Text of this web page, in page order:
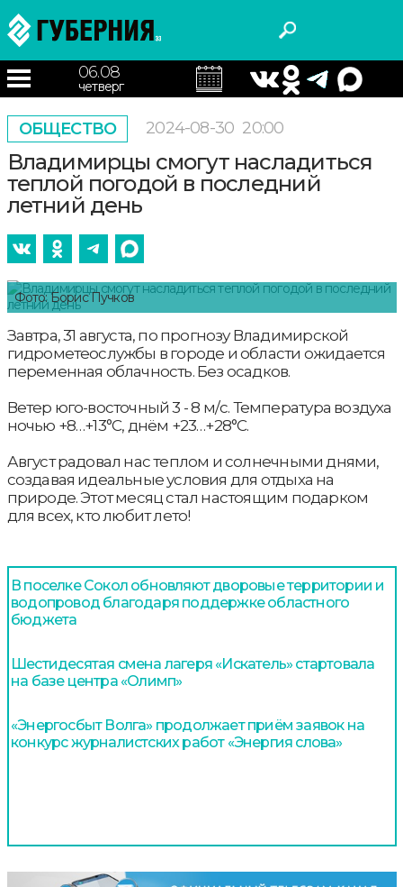
06.08
четверг
ОБЩЕСТВО 2024-08-30 20:00
Владимирцы смогут насладиться
теплой погодой в последний
летний день
Фото: Борис Пучков
Завтра, 31 августа, по прогнозу Владимирской
гидрометеослужбы в городе и области ожидается
переменная облачность. Без осадков.
Ветер юго-восточный 3 - 8 м/с. Температура воздуха
ночью +8…+13°С, днём +23…+28°С.
Август радовал нас теплом и солнечными днями,
создавая идеальные условия для отдыха на
природе. Этот месяц стал настоящим подарком
для всех, кто любит лето!
В поселке Сокол обновляют дворовые территории и
водопровод благодаря поддержке областного
бюджета
Шестидесятая смена лагеря «Искатель» стартовала
на базе центра «Олимп»
«Энергосбыт Волга» продолжает приём заявок на
конкурс журналистских работ «Энергия слова»